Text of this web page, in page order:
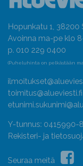
Hopunkatu 1, 38200
Avoinna ma-pe klo
p. 010 229 0400
(Puheluhinta on pelkästään
toimitus@alueviesti.fi
Y-tunnus: 0415990-8
Rekisteri- ja
Seuraa meitä